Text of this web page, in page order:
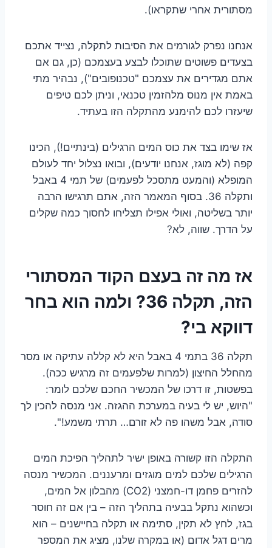
מסתורית אחרי שתקראו).
אנחנו נפרק לגורמים את הסיבות לתקלה, נצייד אתכם
בצעדים פשוטים שתוכלו לבצע בעצמכם (כן, גם אם
אתם מגדירים את עצמכם "טכנופובים"), נבהיר מתי
באמת אין מנוס מלהזמין טכנאי, וניתן לכם טיפים
שיעזרו לכם להימנע מהתקלה הזו בעתיד.
אז שימו בצד את כוס המים הרגילים (בינתיים!), הכינו
קפה (לא מוגז, אנחנו יודעים), ובואו נצלול יחד לעולם
המופלא (והמעט מתסכל לפעמים) של תמי 4 באבל
ותקלה 36. בסוף המאמר הזה, אתם תרגישו הרבה
יותר בשליטה, ואולי אפילו תצליחו לחסוך כמה שקלים
על הדרך. שווה, לא?
אז מה זה בעצם הקוד המסתורי
הזה, תקלה 36? ולמה הוא בחר
דווקא בי?
תקלה 36 בתמי 4 באבל היא לא קללה עתיקה או מסר
מהחלל החיצון (למרות שלפעמים זה מרגיש ככה).
בפשטות, זו דרכו של המכשיר החכם שלכם לומר:
"היוש, יש לי בעיה במערכת ההגזה. אני מנסה להכין לך
סודה, אבל משהו פה לא זורם… תרתי משמע!".
התקלה הזו קשורה באופן ישיר לתהליך הפיכת המים
הרגילים שלכם למים מוגזים ומרעננים. המכשיר מנסה
להזרים פחמן דו-חמצני (CO2) מהבלון אל המים,
וכשהוא נתקל בבעיה בתהליך הזה – בין אם זה חוסר
בגז, לחץ לא תקין, סתימה או תקלה בחיישנים – הוא
מרים דגל אדום (או במקרה שלנו, מציג את המספר